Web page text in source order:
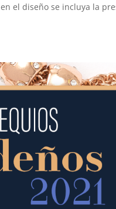
el diseño se incluya la